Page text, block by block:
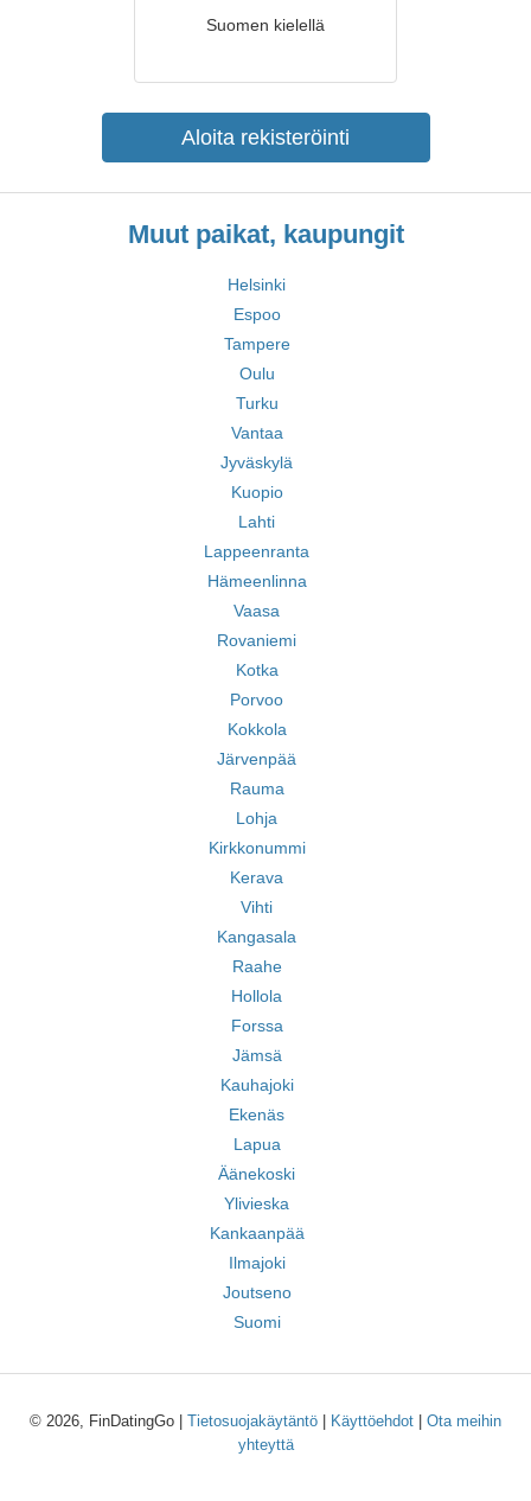
Suomen kielellä
Aloita rekisteröinti
Muut paikat, kaupungit
Helsinki
Espoo
Tampere
Oulu
Turku
Vantaa
Jyväskylä
Kuopio
Lahti
Lappeenranta
Hämeenlinna
Vaasa
Rovaniemi
Kotka
Porvoo
Kokkola
Järvenpää
Rauma
Lohja
Kirkkonummi
Kerava
Vihti
Kangasala
Raahe
Hollola
Forssa
Jämsä
Kauhajoki
Ekenäs
Lapua
Äänekoski
Ylivieska
Kankaanpää
Ilmajoki
Joutseno
Suomi
© 2026, FinDatingGo | Tietosuojakäytäntö Käyttöehdot
Ota meihin
yhteyttä